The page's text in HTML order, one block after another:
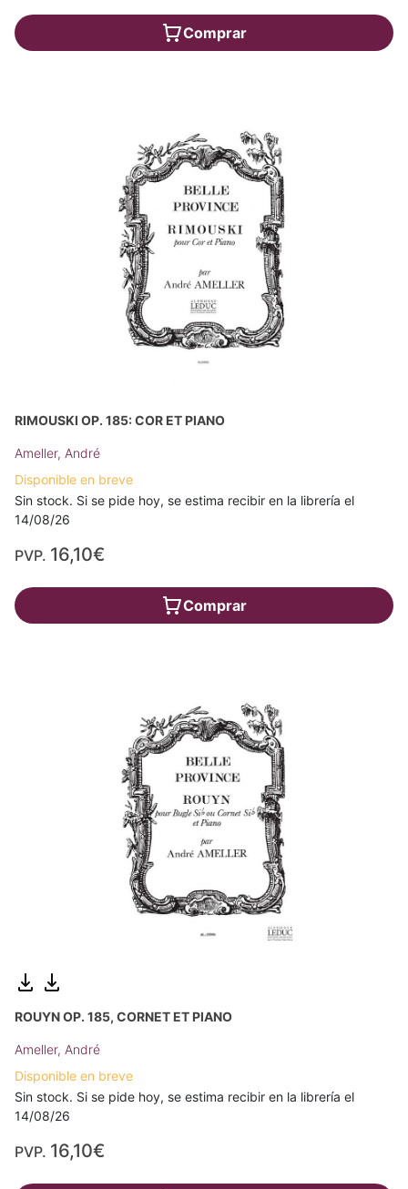
Comprar
RIMOUSKI OP. 185: COR ET PIANO
Ameller, André
Disponible en breve
Sin stock. Si se pide hoy, se estima recibir en la librería el
14/08/26
PVP. 16,10€
Comprar
ROUYN OP. 185, CORNET ET PIANO
Ameller, André
Disponible en breve
Sin stock. Si se pide hoy, se estima recibir en la librería el
14/08/26
PVP. 16,10€